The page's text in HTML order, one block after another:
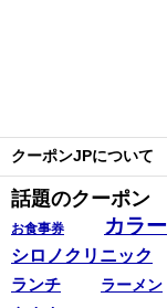
クーポンJPについて
話題のクーポン
お食事券 カラー
シロノクリニック
ランチ ラーメン